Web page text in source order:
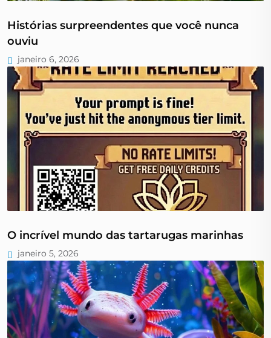
Histórias surpreendentes que você nunca
ouviu
janeiro 6, 2026
O incrível mundo das tartarugas marinhas
janeiro 5, 2026